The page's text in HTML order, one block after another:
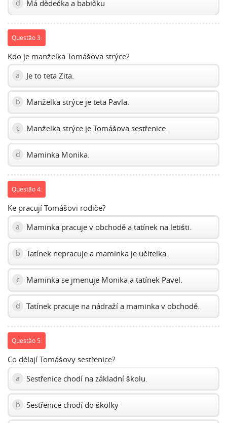
d Má dědečka a babičku
Questão 3:
Kdo je manželka Tomášova strýce?
a Je to teta Zita.
b Manželka strýce je teta Pavla.
c Manželka strýce je Tomášova sestřenice.
d Maminka Monika.
Questão 4:
Ke pracují Tomášovi rodiče?
a Maminka pracuje v obchodě a tatínek na letišti.
b Tatínek nepracuje a maminka je učitelka.
c Maminka se jmenuje Monika a tatínek Pavel.
d Tatínek pracuje na nádraží a maminka v obchodě.
Questão 5:
Co dělají Tomášovy sestřenice?
a Sestřenice chodí na základní školu.
b Sestřenice chodí do školky